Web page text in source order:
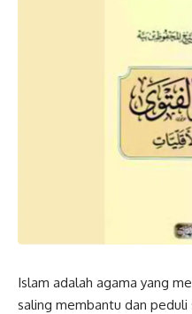
Islam adalah agama yang
saling membantu dan peduli